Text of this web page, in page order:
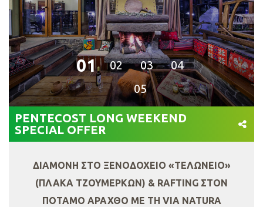
PENTECOST LONG WEEKEND
SPECIAL OFFER
ΔΙΑΜΟΝΗ ΣΤΟ ΞΕΝΟΔΟΧΕΙΟ «ΤΕΛΩΝΕΙΟ»
(ΠΛΑΚΑ ΤΖΟΥΜΕΡΚΩΝ) & RAFTING ΣΤΟΝ
ΠΟΤΑΜΟ ΑΡΑΧΘΟ ΜΕ ΤΗ VIA NATURA